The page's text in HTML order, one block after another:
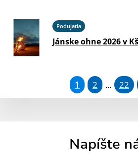
Podujatia
Jánske ohne 2026 v
1 2 ... 22
Napíšte